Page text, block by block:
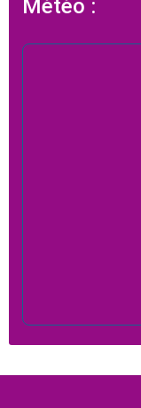
Météo :